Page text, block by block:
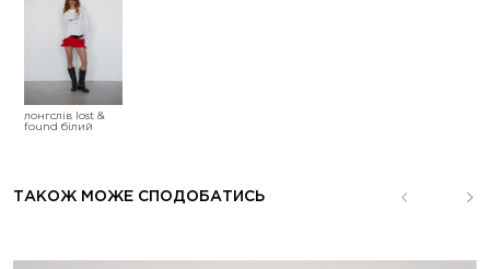
лонгслів lost &
found білий
ТАКОЖ МОЖЕ СПОДОБАТИСЬ